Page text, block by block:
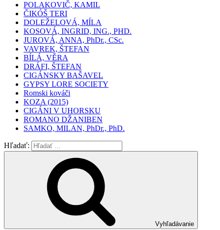
POLAKOVIČ, KAMIL
ČIKÓŠ TERI
DOLEŽELOVÁ, MÍLA
KOSOVÁ, INGRID, ING., PHD.
JUROVÁ, ANNA, PhDr., CSc.
VAVREK, ŠTEFAN
BÍLÁ, VĚRA
DRÁFI, ŠTEFAN
CIGÁNSKY BAŠAVEL
GYPSY LORE SOCIETY
Romski kováči
KOZA (2015)
CIGÁNI V UHORSKU
ROMANO DŽANIBEN
SAMKO, MILAN, PhDr., PhD.
Hľadať:
Vyhľadávanie